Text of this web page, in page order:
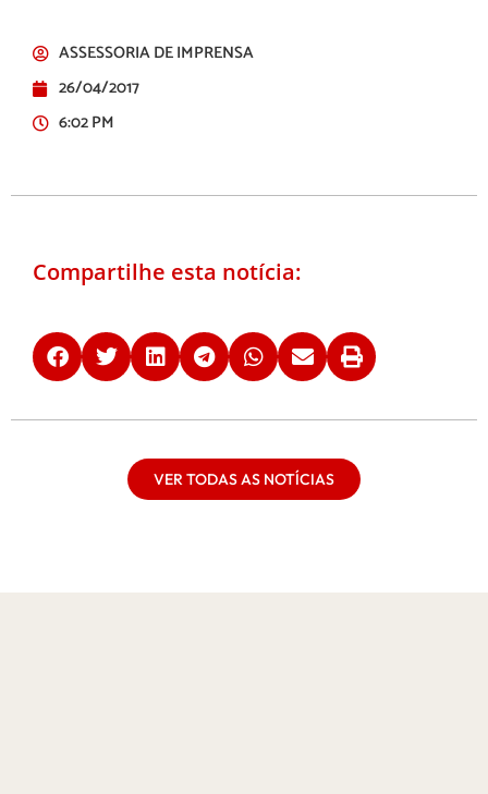
ASSESSORIA DE IMPRENSA
26/04/2017
6:02 PM
Compartilhe esta notícia:
VER TODAS AS NOTÍCIAS